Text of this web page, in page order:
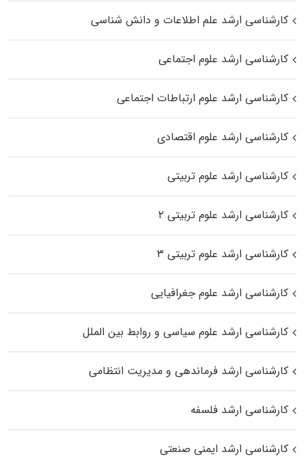
کارشناسی ارشد علم اطلاعات و دانش شناسی
کارشناسی ارشد علوم اجتماعی
کارشناسی ارشد علوم ارتباطات اجتماعی
کارشناسی ارشد علوم اقتصادی
کارشناسی ارشد علوم تربیتی
کارشناسی ارشد علوم تربیتی ۲
کارشناسی ارشد علوم تربیتی ۳
کارشناسی ارشد علوم جغرافیایی
کارشناسی ارشد علوم سیاسی و روابط بین الملل
کارشناسی ارشد فرماندهی و مدیریت انتظامی
کارشناسی ارشد فلسفه
کارشناسی ارشد ایمنی صنعتی